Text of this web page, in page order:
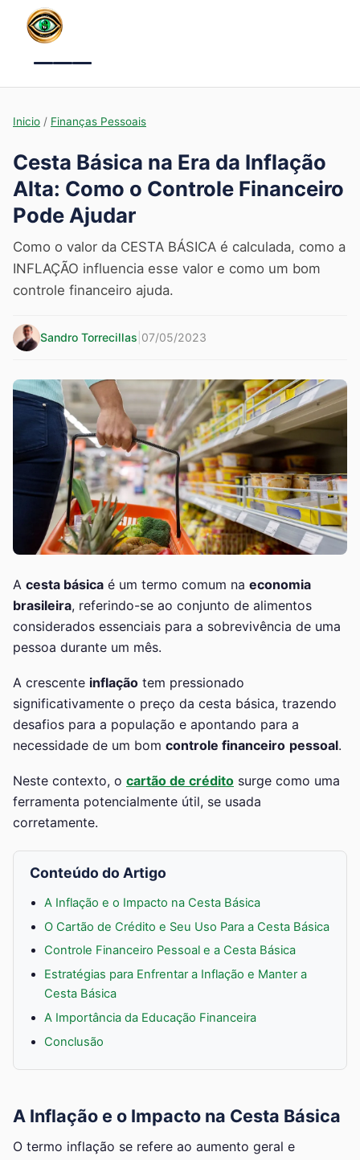
Menu
Inicio / Finanças Pessoais
Cesta Básica na Era da Inflação
Alta: Como o Controle Financeiro
Pode Ajudar
Como o valor da CESTA BÁSICA é calculada, como a
INFLAÇÃO influencia esse valor e como um bom
controle financeiro ajuda.
Sandro Torrecillas 07/05/2023
A cesta básica é um termo comum na economia
brasileira, referindo-se ao conjunto de alimentos
considerados essenciais para a sobrevivência de uma
pessoa durante um mês.
A crescente inflação tem pressionado
significativamente o preço da cesta básica, trazendo
desafios para a população e apontando para a
necessidade de um bom controle financeiro pessoal.
Neste contexto, o cartão de crédito surge como uma
ferramenta potencialmente útil, se usada
corretamente.
Conteúdo do Artigo
A Inflação e o Impacto na Cesta Básica
O Cartão de Crédito e Seu Uso Para a Cesta Básica
Controle Financeiro Pessoal e a Cesta Básica
Estratégias para Enfrentar a Inflação e Manter a
Cesta Básica
A Importância da Educação Financeira
Conclusão
A Inflação e o Impacto na Cesta Básica
O termo inflação se refere ao aumento geral e